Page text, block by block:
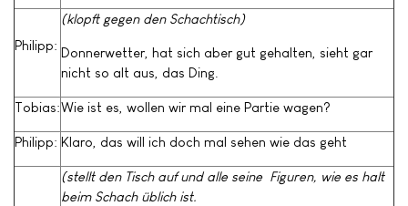
Philipp:
(klopft gegen den Schachtisch)
Donnerwetter, hat sich aber gut gehalten, sieht gar
nicht so alt aus, das Ding.
Tobias:Wie ist es, wollen wir mal eine Partie wagen?
Philipp: Klaro, das will ich doch mal sehen wie das geht
(stellt den Tisch auf und alle seine Figuren, wie es halt
beim Schach üblich ist.